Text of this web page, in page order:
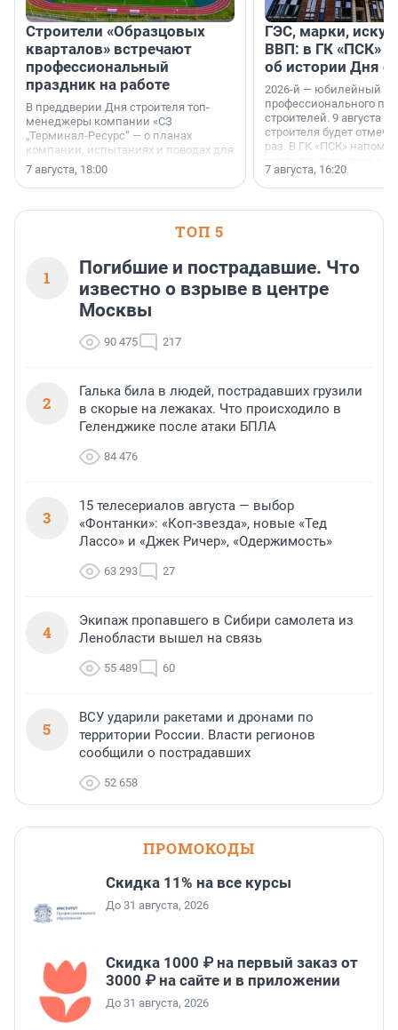
Строители «Образцовых
кварталов» встречают
профессиональный
праздник на работе
В преддверии Дня строителя топ-
менеджеры компании «СЗ
„Терминал-Ресурс“ — о планах
компании, испытаниях и поводах для
осторожного оптимизма.
7 августа, 18:00
ГЭС, марки,
ВВП: в ГК «ПСК»
об истории Дня
2026-й — юбилейный
профессионального
строителей. 9 августа
строителя будет
раз. В ГК «ПСК»
поменялась роль
7 августа, 16:20
ТОП 5
1
Погибшие и пострадавшие. Что
известно о взрыве в центре
Москвы
90 475 217
2
Галька била в людей, пострадавших грузили
в скорые на лежаках. Что происходило в
Геленджике после атаки БПЛА
84 476
3
15 телесериалов августа — выбор
«Фонтанки»: «Коп-звезда», новые «Тед
Лассо» и «Джек Ричер», «Одержимость»
63 293 27
4
Экипаж пропавшего в Сибири самолета из
Ленобласти вышел на связь
55 489 60
5
ВСУ ударили ракетами и дронами по
территории России. Власти регионов
сообщили о пострадавших
52 658
ПРОМОКОДЫ
Скидка 11% на все курсы
До 31 августа, 2026
Скидка 1000 ₽ на первый заказ от
3000 ₽ на сайте и в приложении
До 31 августа, 2026